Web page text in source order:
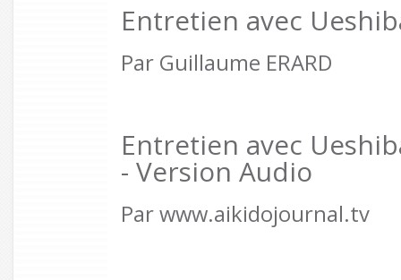
Entretien avec
Par Guillaume ERARD
Entretien avec
- Version Audio
Par www.aikidojournal.tv